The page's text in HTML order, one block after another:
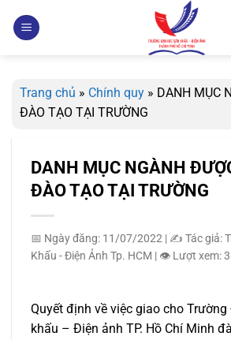
qua
Trang chủ » Chính quy » DANH MỤC
ĐÀO TẠO TẠI TRƯỜNG
DANH MỤC NGÀNH
ĐÀO TẠO TẠI TRƯỜNG
📅 Ngày đăng: 11/07/2022 | ✍️ Tác giả:
Khấu - Điện Ảnh Tp. HCM | 👁️ Lượt xem:
Quyết định về việc giao cho
khấu – Điện ảnh TP. Hồ Chí Minh